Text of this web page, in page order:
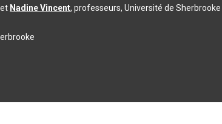
et Nadine Vincent, professeurs, Université de Sherbrooke